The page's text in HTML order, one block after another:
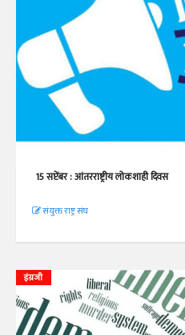
15 सप्टेंबर : आंतरराष्ट्रीय लोकशाही दिवस
संयुक्त राष्ट्र संघ
इंग्रजी